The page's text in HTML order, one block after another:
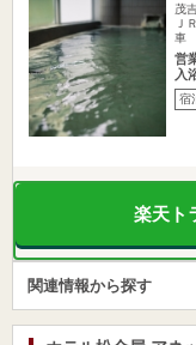
茂
Ｊ
車
営
入
宿
楽天ト
関連情報から探す